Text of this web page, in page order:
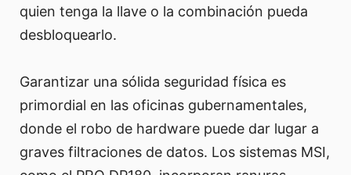
quien tenga la llave o la combinación pueda
desbloquearlo.
Garantizar una sólida seguridad física es
primordial en las oficinas gubernamentales,
donde el robo de hardware puede dar lugar a
graves filtraciones de datos. Los sistemas MSI,